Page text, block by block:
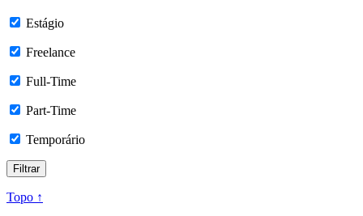
Estágio
Freelance
Full-Time
Part-Time
Temporário
Topo ↑